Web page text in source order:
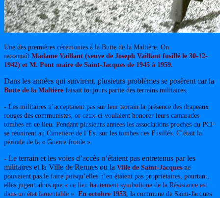
Une des premières cérémonies à la Butte de la Maltière. On
reconnaît Madame Vaillant (veuve de Joseph Vaillant fusillé le 30-12-
1942) et M. Pont maire de Saint-Jacques de 1945 à 1959.
Dans les années qui suivirent, plusieurs problèmes se posèrent car la
Butte de la Maltière faisait toujours partie des terrains militaires.
- Les militaires n’acceptaient pas sur leur terrain la présence des drapeaux
rouges des communistes, or ceux-ci voulaient honorer leurs camarades
tombés en ce lieu. Pendant plusieurs années les associations proches du PCF
se réunirent au Cimetière de l’Est sur les tombes des Fusillés. C’était la
période de la « Guerre froide ».
- Le terrain et les voies d’accès n’étaient pas entretenus par les
militaires et la Ville de Rennes ou la Ville de Saint-Jacques ne
pouvaient pas le faire puisqu’elles n’en étaient pas propriétaires, pourtant,
elles jugent alors que « ce lieu hautement symbolique de la Résistance est
dans un état lamentable » En octobre 1953 , la commune de Saint-Jacques